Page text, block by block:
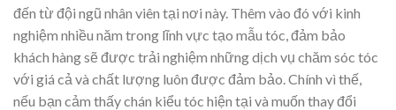
đến từ đội ngũ nhân viên tại nơi này. Thêm vào đó với kinh
nghiệm nhiều năm trong lĩnh vực tạo mẫu tóc, đảm bảo
khách hàng sẽ được trải nghiệm những dịch vụ chăm sóc tóc
với giá cả và chất lượng luôn được đảm bảo. Chính vì thế,
nếu bạn cảm thấy chán kiểu tóc hiện tại và muốn thay đổi